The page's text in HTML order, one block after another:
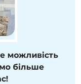
можливість
більше